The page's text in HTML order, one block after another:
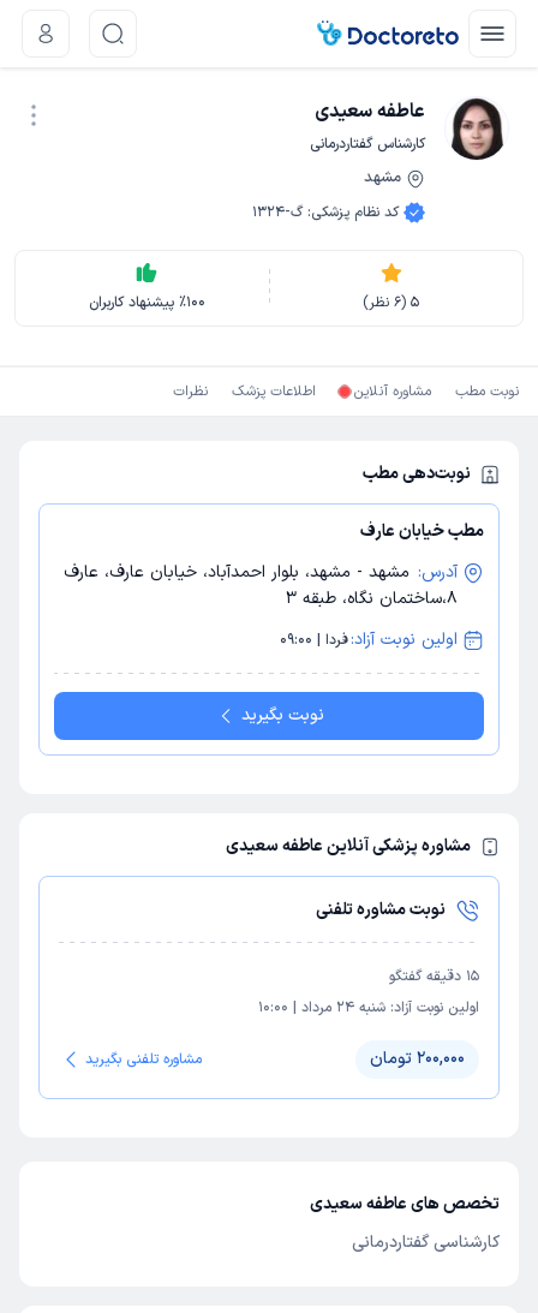
عاطفه سعیدی
کارشناس گفتاردرمانی
مشهد
کد نظام پزشکی:گ-1324
5
(
6نظر) ٪100 پیشنهاد کاربران
نوبت مطب مشاوره آنلاین اطلاعات پزشک نظرات
نوبت‌دهی مطب
مطب خیابان عارف
آدرس: مشهد - مشهد، بلوار احمدآباد، خیابان عارف، عارف
8،ساختمان نگاه، طبقه 3
اولین نوبت آزاد:فردا | 09:00
نوبت بگیرید
مشاوره پزشکی آنلاین عاطفه سعیدی
نوبت مشاوره تلفنی
15 دقیقه گفتگو
اولین نوبت آزاد: شنبه 24 مرداد |
10:00
200,000 تومان مشاوره تلفنی بگیرید
تخصص های عاطفه سعیدی
کارشناسی گفتاردرمانی